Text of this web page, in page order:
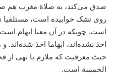
صدق می‌کند، به صلاة مغرب هم
روی تشک خوابیده است، مستلقیا
است. چونکه در آن معنا ابهام
اخذ نشده‌اند، ابهاما اخذ شده‌اند.
حیث معرفیت که ملازم با نهی از
الخمسة است.